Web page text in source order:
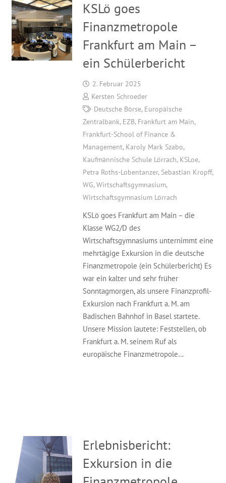
KSLö goes
Finanzmetropole
Frankfurt am Main –
ein Schülerbericht
2. Februar 2025
Kersten Schroeder
Deutsche Börse, Europäische
Zentralbank, EZB, Frankfurt am Main,
Frankfurt-School of Finance &
Management, Karoly Mark Szabo,
Kaufmännische Schule Lörrach, KSLoe,
Petra Roths-Lobentanzer, Sebastian Kropff,
WG, Wirtschaftsgymnasium,
Wirtschaftsgymnasium Lörrach
KSLö goes Frankfurt am Main – die
Klasse WG2/D des
Wirtschaftsgymnasiums unternimmt eine
mehrtägige Exkursion in die deutsche
Finanzmetropole (ein Schülerbericht) Es
war ein kalter und sehr früher
Sonntagmorgen, als unsere Finanzprofil-
Exkursion nach Frankfurt a. M. am
Badischen Bahnhof in Basel startete.
Unsere Mission lautete: Feststellen, ob
Frankfurt a. M. seinem Ruf als
europäische Finanzmetropole…
Erlebnisbericht:
Exkursion in die